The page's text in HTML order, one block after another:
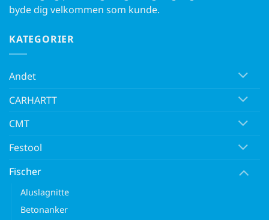
byde dig velkommen som kunde.
KATEGORIER
Andet
CARHARTT
CMT
Festool
Fischer
Aluslagnitte
Betonanker